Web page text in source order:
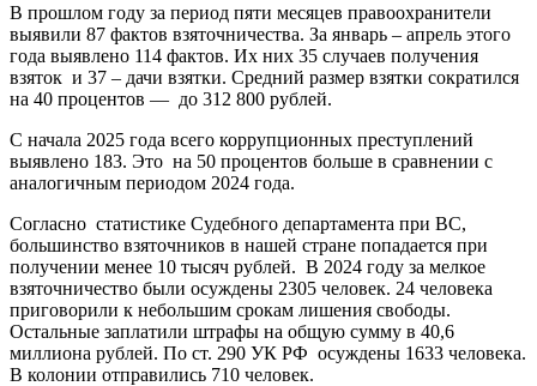
В прошлом году за период пяти месяцев правоохранители
выявили 87 фактов взяточничества. За январь – апрель этого
года выявлено 114 фактов. Их них 35 случаев получения
взяток и 37 – дачи взятки. Средний размер взятки сократился
на 40 процентов — до 312 800 рублей.
С начала 2025 года всего коррупционных преступлений
выявлено 183. Это на 50 процентов больше в сравнении с
аналогичным периодом 2024 года.
Согласно статистике Судебного департамента при ВС,
большинство взяточников в нашей стране попадается при
получении менее 10 тысяч рублей. В 2024 году за мелкое
взяточничество были осуждены 2305 человек. 24 человека
приговорили к небольшим срокам лишения свободы.
Остальные заплатили штрафы на общую сумму в 40,6
миллиона рублей. По ст. 290 УК РФ осуждены 1633 человека.
В колонии отправились 710 человек.